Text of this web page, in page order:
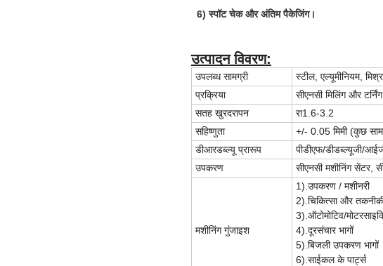
6) स्पॉट चेक और अंतिम पैकेजिंग।
उत्पादन विवरण:
उपलब्ध सामग्री
स्टील, एल्यूमीनियम,
प्रक्रिया
सीएनसी मिलिंग और
सतह खुरदरापन
रा1.6-3.2
सहिष्णुता
+/- 0.05 मिमी (कुछ
डीआरडब्ल्यू प्रारूप
पीडीएफ/डीडब्ल्यूजी/
उपकरण
सीएनसी मशीनिंग सेंटर,
मशीनिंग गुंजाइश
1).उपकरण / मशीनरी
2).चिकित्सा और
3).ऑटोमोटिव/
4).दूरसंचार भागों
5).बिजली उपकरण भागों
6).साईकल के पार्ट्स